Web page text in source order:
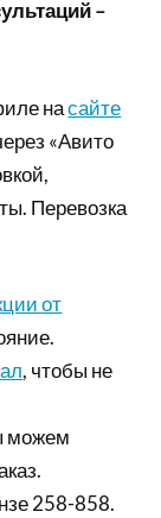
–
насайте
«Авито
Перевозка
от
, чтобы не
можем
258-858.